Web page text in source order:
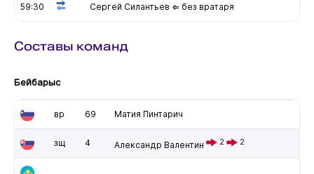
59:30 Сергей Силантьев ⇐ без вратаря
Составы команд
Бейбарыс
вр 69 Матия Пинтарич
зщ 4 Александр Валентин 2 2